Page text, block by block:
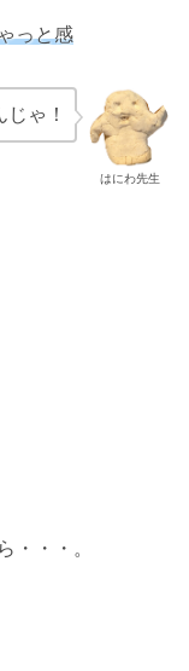
っと感
はにわ先生
ゃ！
・・・。